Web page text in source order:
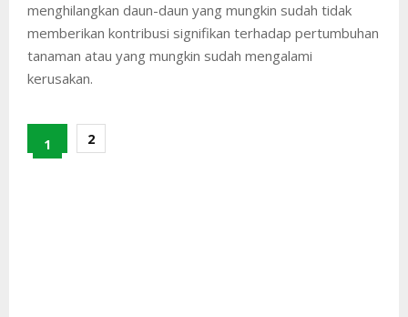
menghilangkan daun-daun yang mungkin sudah tidak
memberikan kontribusi signifikan terhadap pertumbuhan
tanaman atau yang mungkin sudah mengalami
kerusakan.
1 2